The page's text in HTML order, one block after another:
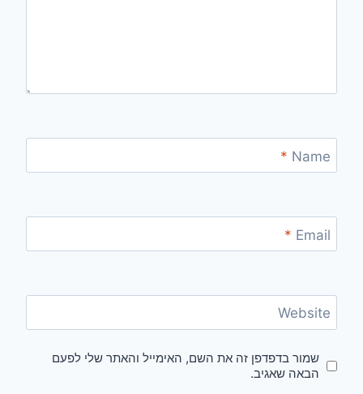
Name
*
Email
*
Website
שמור בדפדפן זה את השם, האימייל והאתר שלי לפעם
הבאה שאגיב.